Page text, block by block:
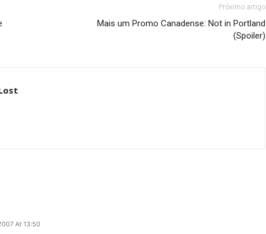
Próximo artigo
Mais um Promo Canadense: Not in Portland
(Spoiler)
At 13:50